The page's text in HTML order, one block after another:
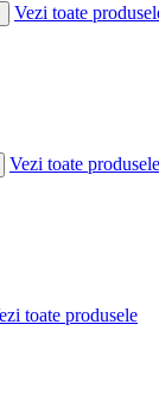
Vezi toate
Vezi toate produsele
toate produsele